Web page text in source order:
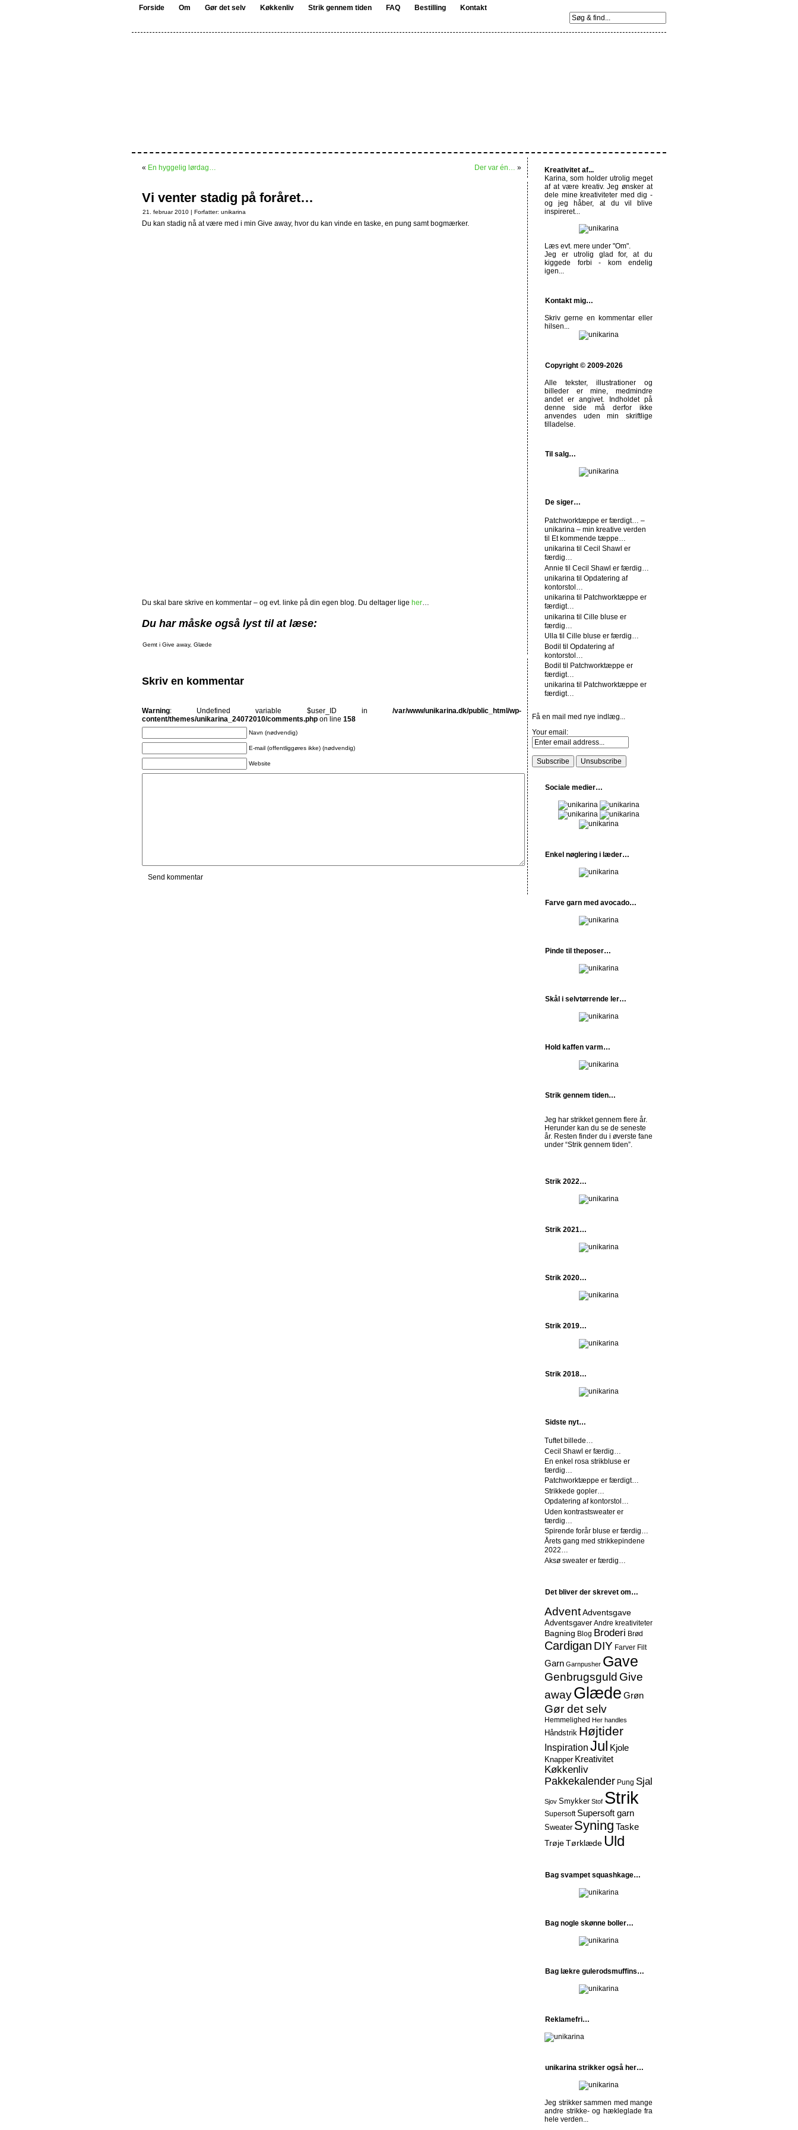
Forside Om Gør det selv Køkkenliv Strik gennem tiden FAQ Bestilling Kontakt
« En hyggelig lørdag… Der var én… »
Vi venter stadig på foråret…
21. februar 2010 | Forfatter: unikarina
Du kan stadig nå at være med i min Give away, hvor du kan vinde en taske, en pung samt bogmærker.
Du skal bare skrive en kommentar – og evt. linke på din egen blog. Du deltager lige her…
Du har måske også lyst til at læse:
Gemt i Give away, Glæde
Skriv en kommentar
Warning: Undefined variable $user_ID in /var/www/unikarina.dk/public_html/wp-
content/themes/unikarina_24072010/comments.php on line 158
Navn (nødvendig)
E-mail (offentliggøres ikke) (nødvendig)
Website
Kreativitet af...
Karina, som holder utrolig meget
af at være kreativ. Jeg ønsker at
dele mine kreativiteter med dig -
og jeg håber, at du vil blive
inspireret...
Læs evt. mere under "Om".
Jeg er utrolig glad for, at du
kiggede forbi - kom endelig
igen...
Kontakt mig…
Skriv gerne en kommentar eller
hilsen
Copyright © 2009-2026
Alle tekster, illustrationer og
billeder er mine, medmindre
andet er angivet. Indholdet på
denne side må derfor ikke
anvendes uden min skriftlige
tilladelse.
Til salg…
De siger…
Patchworktæppe er færdigt… –
unikarina – min kreative verden
til Et kommende tæppe…
unikarina til Cecil Shawl er
færdig…
Annie til Cecil Shawl er færdig…
unikarina til Opdatering af
kontorstol…
unikarina til
Patchworktæppe er
færdigt…
unikarina til Cille bluse er
færdig…
Ulla til Cille bluse er færdig…
Bodil til Opdatering af
kontorstol…
Bodil til
Patchworktæppe er
færdigt…
unikarina til
Patchworktæppe er
færdigt…
Få en mail med nye indlæg...
Your email:
Sociale medier…
Enkel nøglering i læder…
Farve garn med avocado…
Pinde til theposer…
Skål i selvtørrende ler…
Hold kaffen varm…
Strik gennem tiden…
Jeg har strikket gennem flere år.
Herunder kan du se de seneste
år. Resten finder du i øverste fane
under “Strik gennem tiden”.
Strik 2022…
Strik 2021…
Strik 2020…
Strik 2019…
Strik 2018…
Sidste nyt…
Tuftet billede…
Cecil Shawl er færdig…
En enkel rosa strikbluse er
færdig…
Patchworktæppe er færdigt…
Strikkede gopler…
Opdatering af kontorstol…
Uden kontrastsweater er
færdig…
Spirende forår bluse er færdig…
Årets gang med strikkepindene
2022…
Aksø sweater er færdig…
Det bliver der skrevet om…
Advent Adventsgave
Adventsgaver Andre kreativiteter
Bagning Blog Broderi Brød
Cardigan DIY Farver Filt
Garn Garnpusher Gave
Genbrugsguld Give
awayGlæde Grøn
Gør det selv
Hemmelighed Her handles
Håndstrik Højtider
Inspiration Jul Kjole
Knapper Kreativitet
Køkkenliv
Pakkekalender Pung Sjal
Sjov Smykker Stof Strik
Supersoft Supersoft garn
Sweater Syning Taske
TrøjeTørklæde Uld
Bag svampet squashkage…
Bag nogle skønne boller…
Bag lækre gulerodsmuffins…
Reklamefri…
unikarina strikker også her…
Jeg strikker sammen med mange
andre strikke- og hækleglade fra
hele verden...